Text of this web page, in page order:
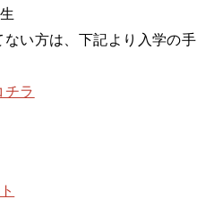
い方は、下記より入学の手
チラ